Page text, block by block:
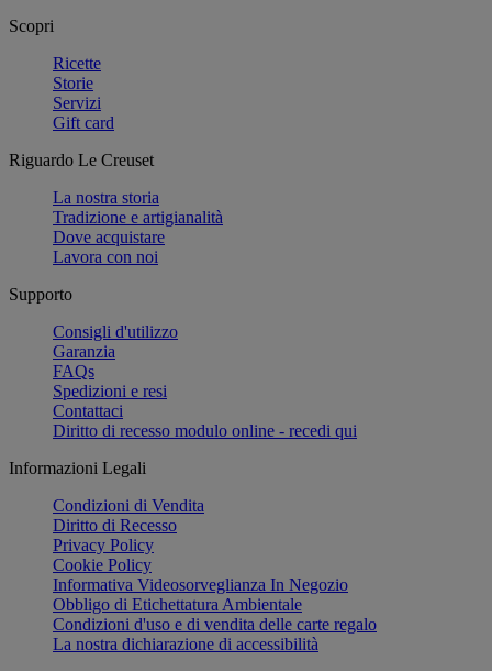
Scopri
Ricette
Storie
Servizi
Gift card
Riguardo Le Creuset
La nostra storia
Tradizione e artigianalità
Dove acquistare
Lavora con noi
Supporto
Consigli d'utilizzo
Garanzia
FAQs
Spedizioni e resi
Contattaci
Diritto di recesso modulo online - recedi qui
Informazioni Legali
Condizioni di Vendita
Diritto di Recesso
Privacy Policy
Cookie Policy
Informativa Videosorveglianza In Negozio
Obbligo di Etichettatura Ambientale
Condizioni d'uso e di vendita delle carte regalo
La nostra dichiarazione di accessibilità